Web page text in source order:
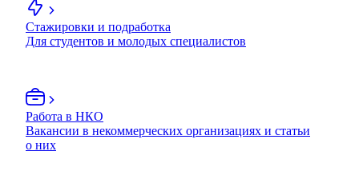
Стажировки и подработка
Для студентов и молодых специалистов
Работа в НКО
Вакансии в некоммерческих организациях и статьи
о них